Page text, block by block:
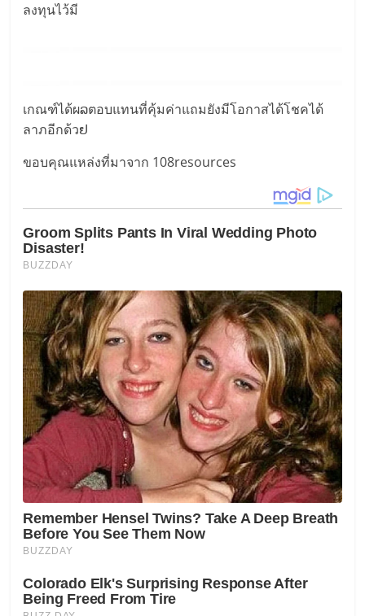
ลงทุนไว้มี
เกณฑ์ได้ผລตอบแทนที่คุ้มค่าแถมยังมีโอกาสได้โชคได้
ลาภอีกด้วຢ
ขอบคุณแหล่งที่มาจาก 108resources